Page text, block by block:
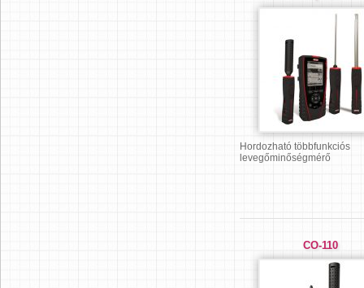
Hordozható többfunkciós
levegőminőségmérő
CO-110